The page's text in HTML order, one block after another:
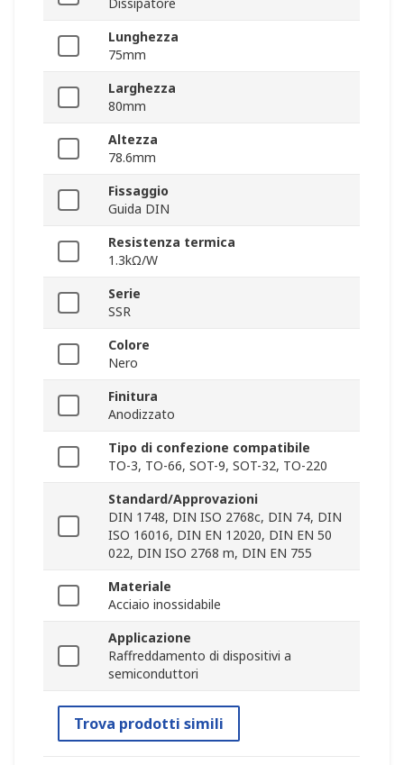
Dissipatore
Lunghezza
75mm
Larghezza
80mm
Altezza
78.6mm
Fissaggio
Guida DIN
Resistenza termica
1.3kΩ/W
Serie
SSR
Colore
Nero
Finitura
Anodizzato
Tipo di confezione compatibile
TO-3, TO-66, SOT-9, SOT-32, TO-220
Standard/Approvazioni
DIN 1748, DIN ISO 2768c, DIN 74, DIN
ISO 16016, DIN EN 12020, DIN EN 50
022, DIN ISO 2768 m, DIN EN 755
Materiale
Acciaio inossidabile
Applicazione
Raffreddamento di dispositivi a
semiconduttori
Trova prodotti simili